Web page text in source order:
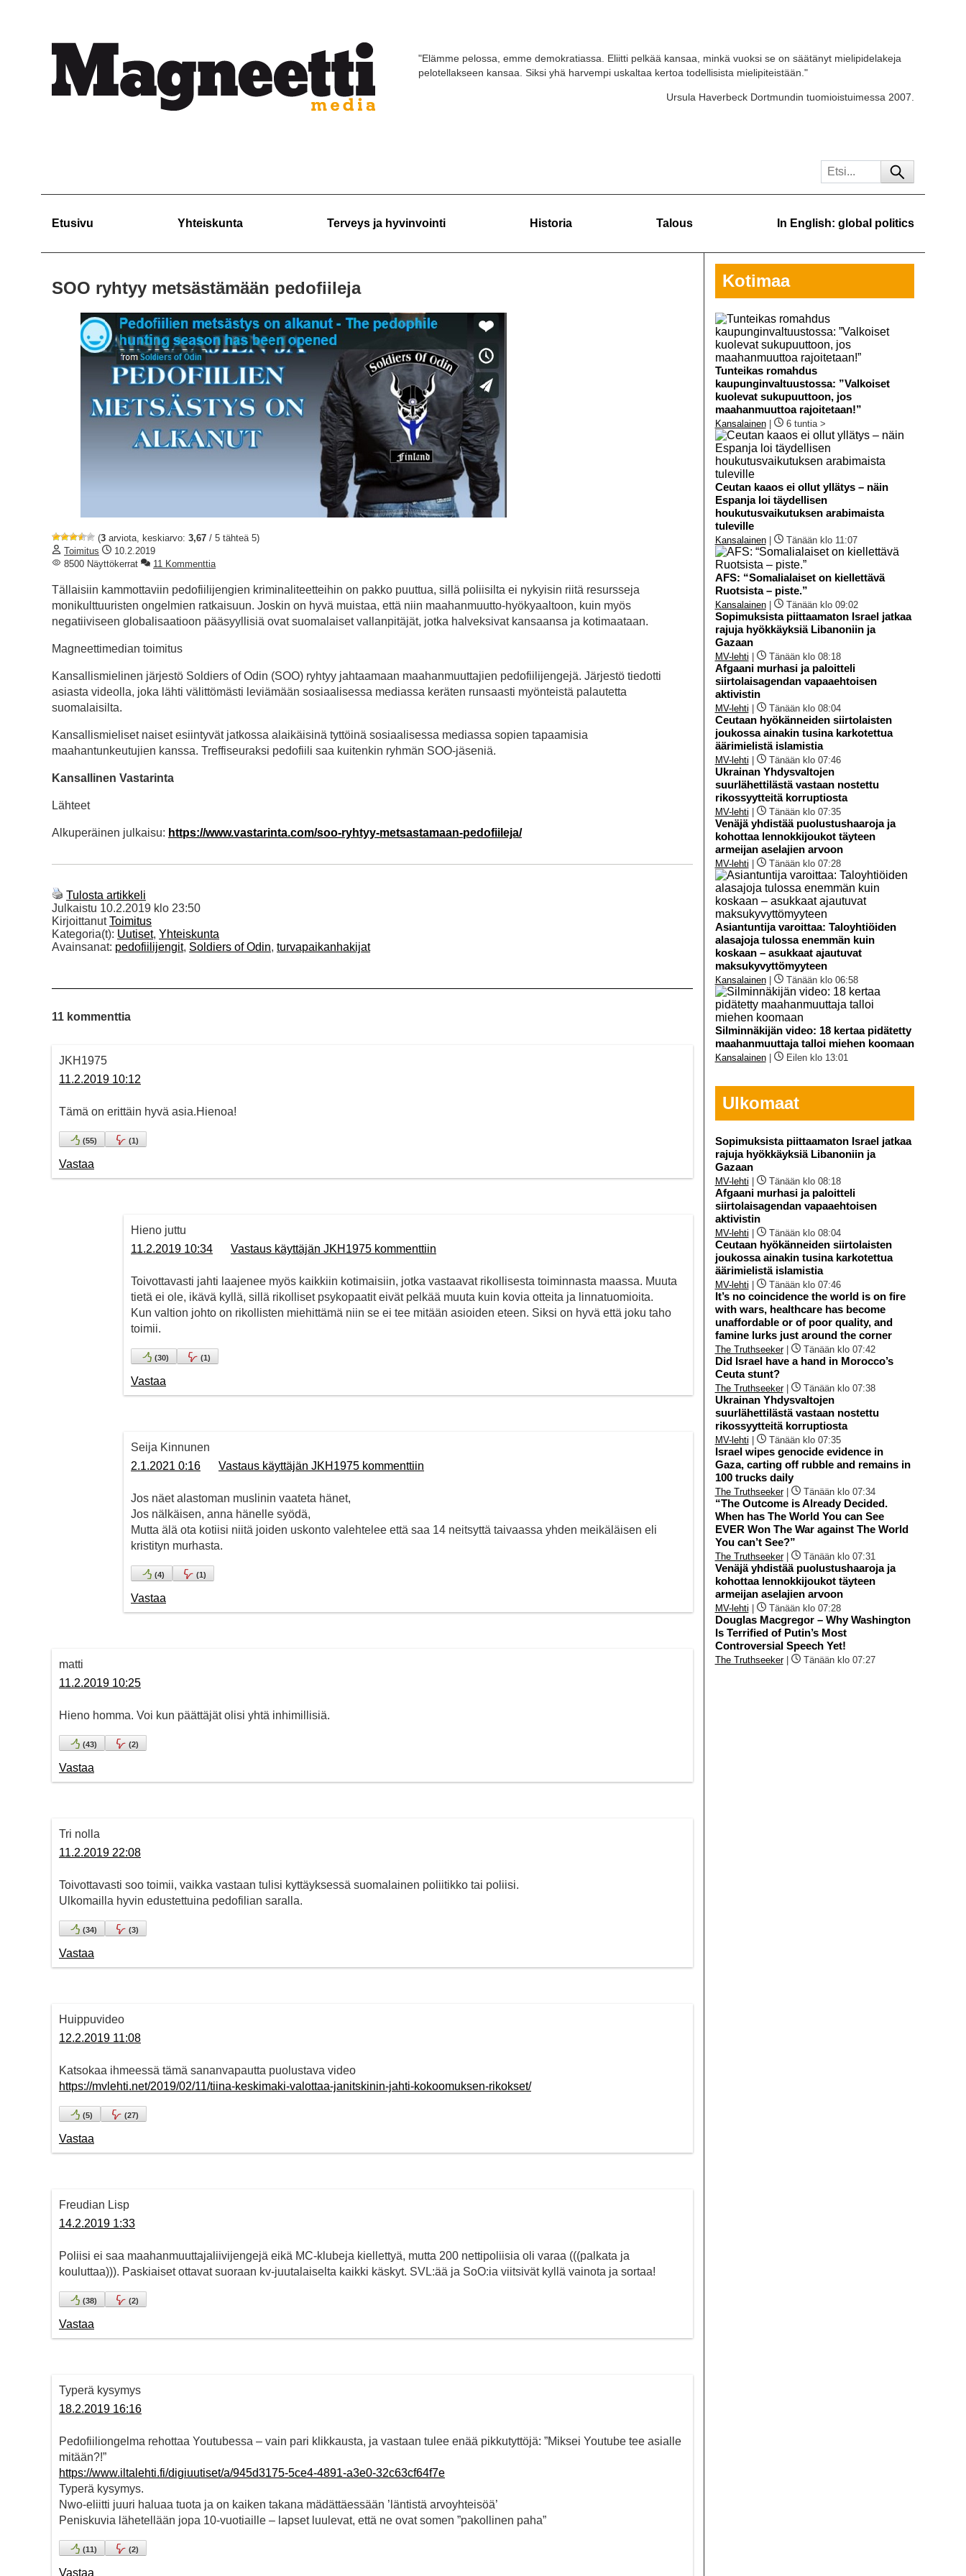
"Elämme pelossa, emme demokratiassa. Eliitti pelkää kansaa, minkä vuoksi se on säätänyt mielipidelakeja
pelotellakseen kansaa. Siksi yhä harvempi uskaltaa kertoa todellisista mielipiteistään."
Ursula Haverbeck Dortmundin tuomioistuimessa 2007.
Etusivu Yhteiskunta Terveys ja hyvinvointi Historia Talous In English: global politics
SOO ryhtyy metsästämään pedofiileja
(3 arviota, keskiarvo: 3,67 / 5 tähteä 5)
Toimitus
10.2.2019
8500 Näyttökerrat
11 Kommenttia
Tällaisiin kammottaviin pedofiilijengien kriminaliteetteihin on pakko puuttua, sillä poliisilta ei nykyisin riitä resursseja
monikulttuuristen ongelmien ratkaisuun. Joskin on hyvä muistaa, että niin maahanmuutto-hyökyaaltoon, kuin myös
negatiiviseen globalisaatioon pääsyyllisiä ovat suomalaiset vallanpitäjät, jotka halveksivat kansaansa ja kotimaataan.
Magneettimedian toimitus
Kansallismielinen järjestö Soldiers of Odin (SOO) ryhtyy jahtaamaan maahanmuuttajien pedofiilijengejä. Järjestö tiedotti
asiasta videolla, joka lähti välittömästi leviämään sosiaalisessa mediassa keräten runsaasti myönteistä palautetta
suomalaisilta.
Kansallismieliset naiset esiintyvät jatkossa alaikäisinä tyttöinä sosiaalisessa mediassa sopien tapaamisia
maahantunkeutujien kanssa. Treffiseuraksi pedofiili saa kuitenkin ryhmän SOO-jäseniä.
Kansallinen Vastarinta
Lähteet
Alkuperäinen julkaisu: https://www.vastarinta.com/soo-ryhtyy-metsastamaan-pedofiileja/
Tulosta artikkeli
Julkaistu 10.2.2019 klo 23:50
KirjoittanutToimitus
Kategoria(t): Uutiset, Yhteiskunta
Avainsanat: pedofiilijengit, Soldiers of Odin, turvapaikanhakijat
11 kommenttia
JKH1975
11.2.2019 10:12
Tämä on erittäin hyvä asia.Hienoa!
(55) (1)
Vastaa
Hieno juttu
11.2.2019 10:34
Vastaus käyttäjän JKH1975 kommenttiin
Toivottavasti jahti laajenee myös kaikkiin kotimaisiin, jotka vastaavat rikollisesta toiminnasta maassa. Muuta
tietä ei ole, ikävä kyllä, sillä rikolliset psykopaatit eivät pelkää muuta kuin kovia otteita ja linnatuomioita.
Kun valtion johto on rikollisten miehittämä niin se ei tee mitään asioiden eteen. Siksi on hyvä että joku taho
toimii.
(30) (1)
Vastaa
Seija Kinnunen
2.1.2021 0:16
Vastaus käyttäjän JKH1975 kommenttiin
Jos näet alastoman muslinin vaateta hänet,
Jos nälkäisen, anna hänelle syödä,
Mutta älä ota kotiisi niitä joiden uskonto valehtelee että saa 14 neitsyttä taivaassa yhden meikäläisen eli
kristityn murhasta.
(4) (1)
Vastaa
matti
11.2.2019 10:25
Hieno homma. Voi kun päättäjät olisi yhtä inhimillisiä.
(43) (2)
Vastaa
Tri nolla
11.2.2019 22:08
Toivottavasti soo toimii, vaikka vastaan tulisi kyttäyksessä suomalainen poliitikko tai poliisi.
Ulkomailla hyvin edustettuina pedofilian saralla.
(34) (3)
Vastaa
Huippuvideo
12.2.2019 11:08
Katsokaa ihmeessä tämä sananvapautta puolustava video
https://mvlehti.net/2019/02/11/tiina-keskimaki-valottaa-janitskinin-jahti-kokoomuksen-rikokset/
(5) (27)
Vastaa
Freudian Lisp
14.2.2019 1:33
Poliisi ei saa maahanmuuttajaliivijengejä eikä MC-klubeja kiellettyä, mutta 200 nettipoliisia oli varaa (((palkata ja
kouluttaa))). Paskiaiset ottavat suoraan kv-juutalaiselta kaikki käskyt. SVL:ää ja SoO:ia viitsivät kyllä vainota ja sortaa!
(38) (2)
Vastaa
Typerä kysymys
18.2.2019 16:16
Pedofiiliongelma rehottaa Youtubessa – vain pari klikkausta, ja vastaan tulee enää pikkutyttöjä: ”Miksei Youtube tee asialle
mitään?!”
https://www.iltalehti.fi/digiuutiset/a/945d3175-5ce4-4891-a3e0-32c63cf64f7e
Typerä kysymys.
Nwo-eliitti juuri haluaa tuota ja on kaiken takana mädättäessään ’läntistä arvoyhteisöä’
Peniskuvia lähetellään jopa 10-vuotiaille – lapset luulevat, että ne ovat somen ”pakollinen paha”
(11) (2)
Vastaa
Kotimaa
Tunteikas romahdus
kaupunginvaltuustossa: ”Valkoiset
kuolevat sukupuuttoon, jos
maahanmuuttoa rajoitetaan!”
Kansalainen| 6 tuntia >
Ceutan kaaos ei ollut yllätys – näin
Espanja loi täydellisen
houkutusvaikutuksen arabimaista
tuleville
Kansalainen| Tänään klo 11:07
AFS: “Somalialaiset on kiellettävä
Ruotsista – piste.”
Kansalainen| Tänään klo 09:02
Sopimuksista piittaamaton Israel jatkaa
rajuja hyökkäyksiä Libanoniin ja
Gazaan
MV-lehti Tänään klo 08:18
Afgaani murhasi ja paloitteli
siirtolaisagendan vapaaehtoisen
aktivistin
MV-lehti Tänään klo 08:04
Ceutaan hyökänneiden siirtolaisten
joukossa ainakin tusina karkotettua
äärimielistä islamistia
MV-lehti Tänään klo 07:46
Ukrainan Yhdysvaltojen
suurlähettilästä vastaan nostettu
rikossyytteitä korruptiosta
MV-lehti Tänään klo 07:35
Venäjä yhdistää puolustushaaroja ja
kohottaa lennokkijoukot täyteen
armeijan aselajien arvoon
MV-lehti Tänään klo 07:28
Asiantuntija varoittaa: Taloyhtiöiden
alasajoja tulossa enemmän kuin
koskaan – asukkaat ajautuvat
maksukyvyttömyyteen
Kansalainen| Tänään klo 06:58
Silminnäkijän video: 18 kertaa pidätetty
maahanmuuttaja talloi miehen koomaan
Kansalainen| Eilen klo 13:01
Ulkomaat
Sopimuksista piittaamaton Israel jatkaa
rajuja hyökkäyksiä Libanoniin ja
Gazaan
MV-lehti Tänään klo 08:18
Afgaani murhasi ja paloitteli
siirtolaisagendan vapaaehtoisen
aktivistin
MV-lehti Tänään klo 08:04
Ceutaan hyökänneiden siirtolaisten
joukossa ainakin tusina karkotettua
äärimielistä islamistia
MV-lehti Tänään klo 07:46
It’s no coincidence the world is on fire
with wars, healthcare has become
unaffordable or of poor quality, and
famine lurks just around the corner
The Truthseeker| Tänään klo 07:42
Did Israel have a hand in Morocco’s
Ceuta stunt?
The Truthseeker| Tänään klo 07:38
Ukrainan Yhdysvaltojen
suurlähettilästä vastaan nostettu
rikossyytteitä korruptiosta
MV-lehti Tänään klo 07:35
Israel wipes genocide evidence in
Gaza, carting off rubble and remains in
100 trucks daily
The Truthseeker| Tänään klo 07:34
“The Outcome is Already Decided.
When has The World You can See
EVER Won The War against The World
You can’t See?”
The Truthseeker| Tänään klo 07:31
Venäjä yhdistää puolustushaaroja ja
kohottaa lennokkijoukot täyteen
armeijan aselajien arvoon
MV-lehti Tänään klo 07:28
Douglas Macgregor – Why Washington
Is Terrified of Putin’s Most
Controversial Speech Yet!
The Truthseeker| Tänään klo 07:27